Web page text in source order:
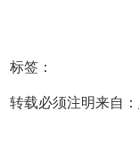
标签：
转载必须注明来自：